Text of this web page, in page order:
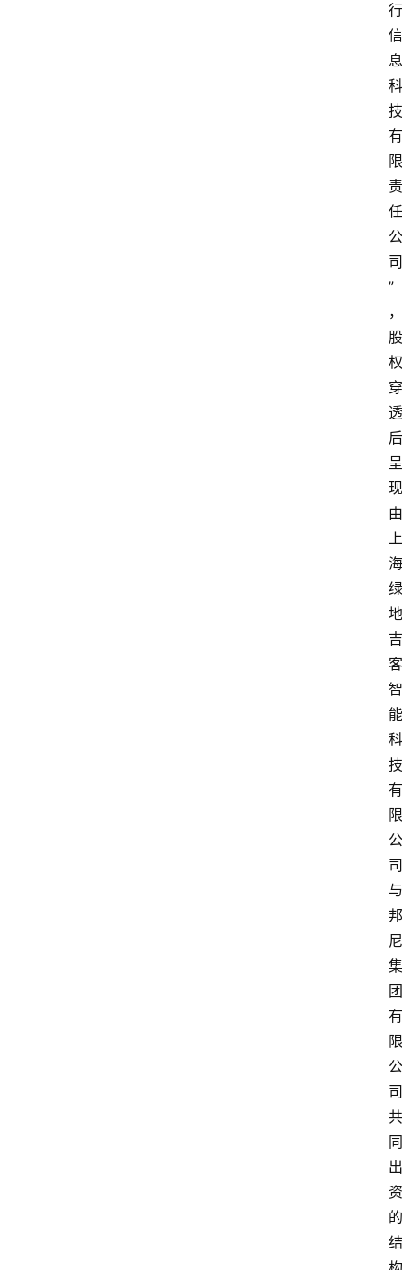
行
信
息
科
技
有
限
责
任
公
司
”
，
股
权
穿
透
后
呈
现
由
上
海
绿
地
吉
客
智
能
科
技
有
限
公
司
与
邦
尼
集
团
有
限
公
司
共
同
出
资
的
结